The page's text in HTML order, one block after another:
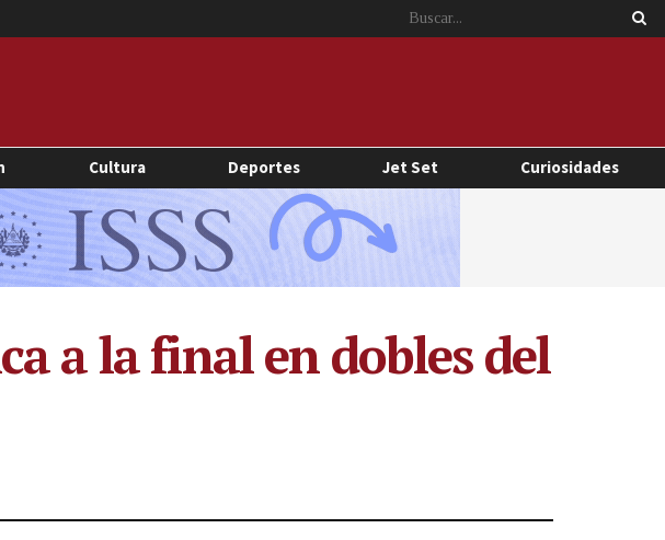
Cultura Deportes Jet Set Curiosidades
a la final en dobles del